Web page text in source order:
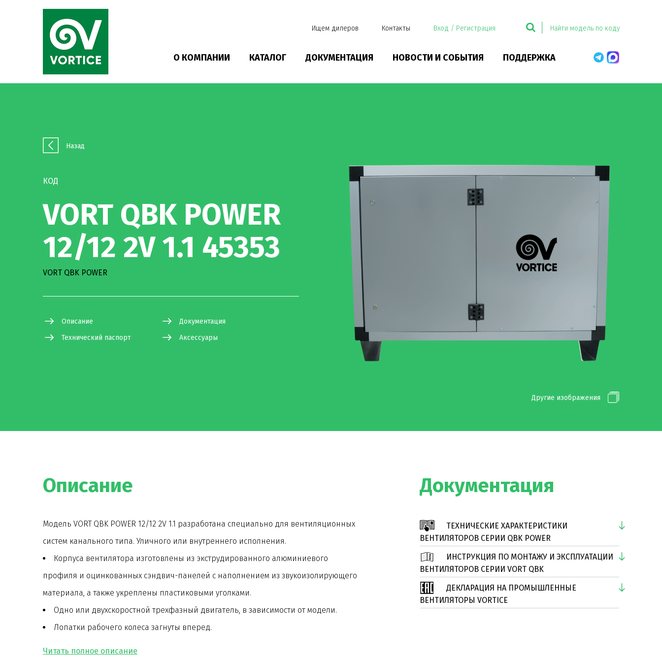
Ищем дилеров Контакты Вход / Регистрация
О КОМПАНИИ КАТАЛОГ ДОКУМЕНТАЦИЯ НОВОСТИ И СОБЫТИЯ ПОДДЕРЖКА
Назад
КОД
VORT QBK POWER
12/12 2V 1.1 45353
VORT QBK POWER
Описание
Документация
Технический паспорт
Аксессуары
Другие изображения
Описание
Модель VORT QBK POWER 12/12 2V 1.1 разработана специально для вентиляционных
систем канального типа. Уличного или внутреннего исполнения.
Корпуса вентилятора изготовлены из экструдированного алюминиевого
профиля и оцинкованных сэндвич-панелей с наполнением из звукоизолирующего
материала, а также укреплены пластиковыми уголками.
Одно или двухскоростной трехфазный двигатель, в зависимости от модели.
Лопатки рабочего колеса загнуты вперед.
Документация
ТЕХНИЧЕСКИЕ ХАРАКТЕРИСТИКИ
ВЕНТИЛЯТОРОВ СЕРИИ QBK POWER
ИНСТРУКЦИЯ ПО МОНТАЖУ И ЭКСПЛУАТАЦИИ
ВЕНТИЛЯТОРОВ СЕРИИ VORT QBK
ДЕКЛАРАЦИЯ НА ПРОМЫШЛЕННЫЕ
ВЕНТИЛЯТОРЫ VORTICE